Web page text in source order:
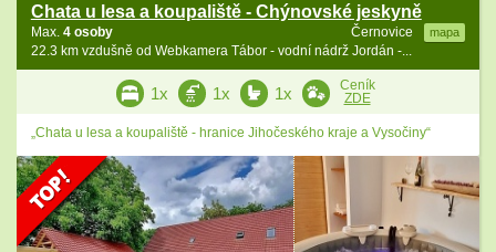
Chata u lesa a koupaliště - Chýnovské jeskyně
Černovice mapa
Max. 4 osoby
22.3 km vzdušně od Webkamera Tábor - vodní nádrž Jordán -...
1x 1x 1x
Ceník
ZDE
„Chata u lesa a koupaliště - hranice Jihočeského kraje a Vysočiny“